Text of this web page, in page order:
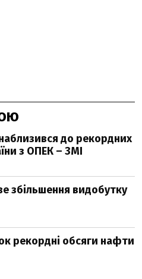
до рекордних
з ОПЕК – ЗМІ
збільшення видобутку
рекордні обсяги нафти